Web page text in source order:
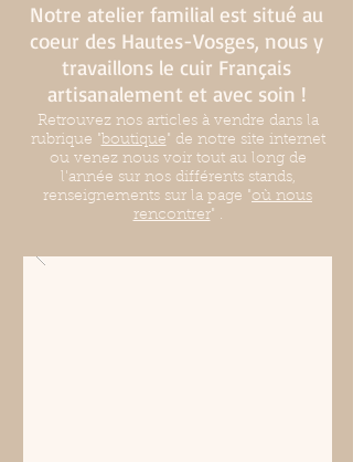
Notre atelier familial est situé au
coeur des Hautes-Vosges, nous y
travaillons le cuir Français
artisanalement et avec soin !
Retrouvez nos articles à vendre dans la
rubrique "boutique" de notre site internet
ou venez nous voir tout au long de
l'année sur nos différents stands,
renseignements sur la page "où nous
rencontrer" .